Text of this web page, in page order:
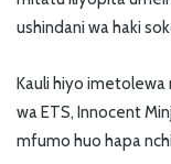
ushindani wa haki
Kauli hiyo imetolewa
wa ETS, Innocent
mfumo huo hapa